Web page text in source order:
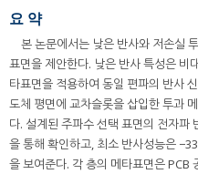
요 약
본 논문에서는 낮은 반사와 저손실
표면을 제안한다. 낮은 반사 특성은 비
타표면을 적용하여 동일 편파의 반사
도체 평면에 교차슬롯을 삽입한 투과
다. 설계된 주파수 선택 표면의 전자파
을 통해 확인하고, 최소 반사성능은
을 보여준다. 각 층의 메타표면은 PCB